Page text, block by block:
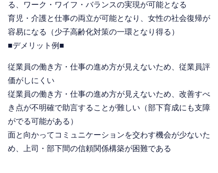
る、ワーク・ワイフ・バランスの実現が可能となる
育児・介護と仕事の両立が可能となり、女性の社会復帰が
容易になる（少子高齢化対策の一環となり得る）
■デメリット例■
従業員の働き方・仕事の進め方が見えないため、従業員評
価がしにくい
従業員の働き方・仕事の進め方が見えないため、改善すべ
き点が不明確で助言することが難しい（部下育成にも支障
がでる可能がある）
面と向かってコミュニケーションを交わす機会が少ないた
め、上司・部下間の信頼関係構築が困難である